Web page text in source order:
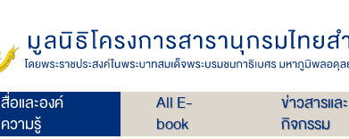
สื่อและองค์
ความรู้
All E-
book
ข่าวสารและ
กิจกรรม